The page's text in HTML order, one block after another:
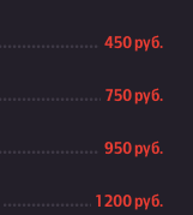
450 руб.
750 руб.
950 руб.
1 200 руб.